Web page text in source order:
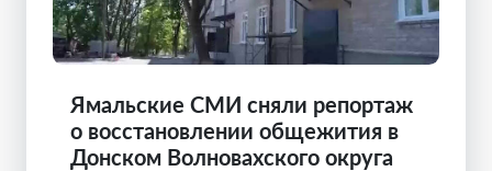
Ямальские СМИ сняли репортаж
о восстановлении общежития в
Донском Волновахского округа